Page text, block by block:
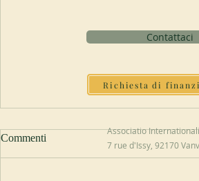
Commenti
Contattaci
Richiesta di
Associatio
7 rue d'Issy, 92170